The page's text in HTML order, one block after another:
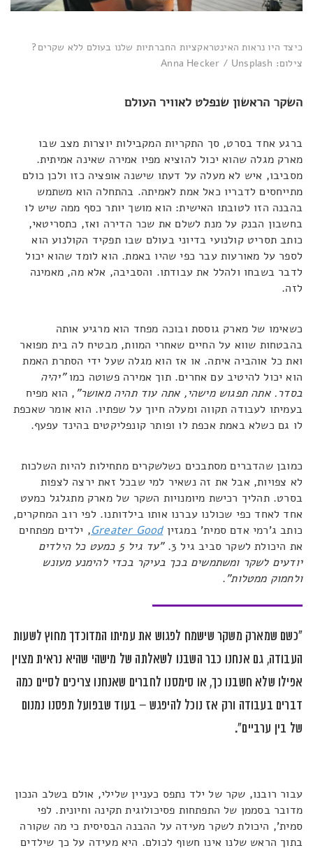
כיצד היו נראות האינטראקציות החברתיות שלנו בעולם ללא שקרים?
צילום: Anna Hecker / Unsplash
השקר הראשון שנפלט לאוויר העולם
ברגע אחד בסרט, סך התקריות המקבילות יוצרות מצב שבו
מארק מגלה שהוא יכול להוציא מפיו אמירה שאינה אמיתית.
מסביבו, איש לא מעלה על דעתו שישנה אופציה כזו ולכן כולם
מתייחסים לדבריו כאל אמת לאמיתה. בהתחלה הוא משתמש
בהבנה הזו לטובתו האישית: הוא מושך יותר כסף ממה שיש לו
בחשבון הבנק על מנת לשלם את שכר הדירה ואז, כתסריטאי,
כותב תסריט קולנועי בדיוני בעולם שבו תפקיד הקולנוע הוא
לספר על מאורעות עבר כפי שהיו באמת. הוא לומד שהוא יכול
לדבר בשבחו ולהלל את עבודתו. והסביבה, אלא מה, מאמינה
לזה.
כשאימו של מארק גוססת ובוכה מפחד הוא מרגיע אותה
בהבטחות שווא על החיים שאחרי המוות, מבטיח לה בית מפואר
ואת כל אוהביה איתה. או אז הוא מגלה שעל ידי הסתרת האמת
הוא יכול להיטיב עם אחרים. תוך אמירה פשוטה כמו"יהיה
בסדר. אתה תפגוש מישהי, אתה עוד תהיה מאושר", הוא מפיח
בעמיתו לעבודה תקווה ומעלה חיוך על שפתיו. הוא אומר שאכפת
לו גם כשלא באמת אכפת לו ופותר קונפליקטים בהינד עפעף.
כמובן שהדברים מסתבכים כשלשקרים מתחילות להיות השלכות
לא צפויות, אבל את זה נשאיר למי שבכל זאת ירצה לצפות
בסרט. תהליך רכישת מיומנויות השקר של מארק מתגלגל כמעט
אחד לאחד כפי שכולנו עברנו אותו בילדותנו. לפי רוב המחקרים,
כותב ג'רמי אדם סמית' במגזיןGreater Good, ילדים מפתחים
את היכולת לשקר סביב גיל 3.
"עד גיל 5 כמעט כל הילדים
יודעים לשקר ומשתמשים בכך בעיקר בכדי להימנע מעונש
ולחמוק ממטלות".
"כשם שמארק משקר שישמח לפגוש את עמיתו המדוכדך מחוץ לשעות
העבודה, גם אנחנו כבר השבנו לשאלתה של מישהי שהיא נראית מצוין
אפילו שלא חשבנו כך, או סימסנו לחברים שאנחנו צריכים לסיים כמה
דברים בעבודה ורק אז נוכל להיפגש – בעוד שבפועל תפסנו נמנום
של בין ערביים".
עבור רובנו, שקר של ילד נתפס כעניין שלילי, אולם בשלב הנכון
מדובר בסממן של התפתחות פסיכולוגית תקינה וחיונית. לפי
סמית', היכולת לשקר מעידה על ההבנה הבסיסית כי מה שקורה
בתוך הראש שלנו אינו חשוף לכולם. היא מעידה על כך שילדים